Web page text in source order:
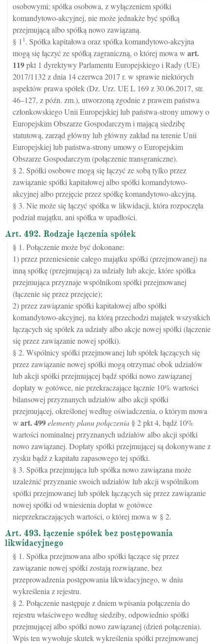
osobowymi; spółka osobowa, z wyłączeniem spółki
komandytowo-akcyjnej, nie może jednakże być spółką
przejmującą albo spółką nowo zawiązaną.
§ 1 1. Spółka kapitałowa oraz spółka komandytowo-akcyjna
mogą się łączyć ze spółką zagraniczną, o której mowa w art.
119pkt 1 dyrektywy Parlamentu Europejskiego i Rady (UE)
2017/1132 z dnia 14 czerwca 2017 r. w sprawie niektórych
aspektów prawa spółek (Dz. Urz. UE L 169 z 30.06.2017, str.
46–127, z późn. zm.), utworzoną zgodnie z prawem państwa
członkowskiego Unii Europejskiej lub państwa-strony umowy o
Europejskim Obszarze Gospodarczym i mającą siedzibę
statutową, zarząd główny lub główny zakład na terenie Unii
Europejskiej lub państwa-strony umowy o Europejskim
Obszarze Gospodarczym (połączenie transgraniczne).
§ 2. Spółki osobowe mogą się łączyć ze sobą tylko przez
zawiązanie spółki kapitałowej albo spółki komandytowo-
akcyjnej albo przejęcie przez spółkę komandytowo-akcyjną.
§ 3. Nie może się łączyć spółka w likwidacji, która rozpoczęła
podział majątku, ani spółka w upadłości.
Art. 492. Rodzaje łączenia spółek
§ 1. Połączenie może być dokonane:
1) przez przeniesienie całego majątku spółki (przejmowanej) na
inną spółkę (przejmującą) za udziały lub akcje, które spółka
przejmująca przyznaje wspólnikom spółki przejmowanej
(łączenie się przez przejęcie);
2) przez zawiązanie spółki kapitałowej albo spółki
komandytowo-akcyjnej, na którą przechodzi majątek wszystkich
łączących się spółek za udziały albo akcje nowej spółki (łączenie
się przez zawiązanie nowej spółki).
§ 2. Wspólnicy spółki przejmowanej lub spółek łączących się
przez zawiązanie nowej spółki mogą otrzymać obok udziałów
lub akcji spółki przejmującej bądź spółki nowo zawiązanej
dopłaty w gotówce, nie przekraczające łącznie 10% wartości
bilansowej przyznanych udziałów albo akcji spółki
przejmującej, określonej według oświadczenia, o którym mowa
w art.499elementy planu połączenia § 2 pkt 4, bądź 10%
wartości nominalnej przyznanych udziałów albo akcji spółki
nowo zawiązanej. Dopłaty spółki przejmującej są dokonywane z
zysku bądź z kapitału zapasowego tej spółki.
§ 3. Spółka przejmująca lub spółka nowo zawiązana może
uzależnić przyznanie swoich udziałów lub akcji wspólnikom
spółki przejmowanej lub spółek łączących się przez zawiązanie
nowej spółki od wniesienia dopłat w gotówce
nieprzekraczających wartości, o której mowa w § 2.
Art. 493. łączenie spółek bez postępowania
likwidacyjnego
§ 1. Spółka przejmowana albo spółki łączące się przez
zawiązanie nowej spółki zostają rozwiązane, bez
przeprowadzenia postępowania likwidacyjnego, w dniu
wykreślenia z rejestru.
§ 2. Połączenie następuje z dniem wpisania połączenia do
rejestru właściwego według siedziby, odpowiednio spółki
przejmującej albo spółki nowo zawiązanej (dzień połączenia).
Wpis ten wywołuje skutek wykreślenia spółki przejmowanej